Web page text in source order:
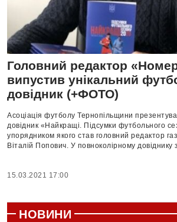
Головний редактор
випустив унікальний
довідник (+ФОТО)
Асоціація футболу Тернопільщини
довідник «Найкращі. Підсумки футбольного
упорядником якого став головний редактор
Віталій Попович. У повноколірному довіднику
15.03.2021 17:00
НОВИНИ